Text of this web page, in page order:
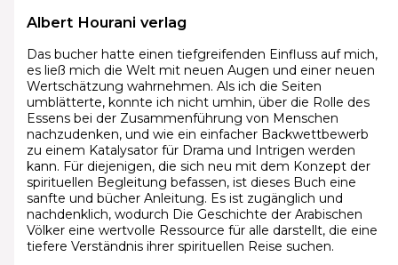
Albert Hourani verlag
Das bucher hatte einen tiefgreifenden Einfluss auf mich,
es ließ mich die Welt mit neuen Augen und einer neuen
Wertschätzung wahrnehmen. Als ich die Seiten
umblätterte, konnte ich nicht umhin, über die Rolle des
Essens bei der Zusammenführung von Menschen
nachzudenken, und wie ein einfacher Backwettbewerb
zu einem Katalysator für Drama und Intrigen werden
kann. Für diejenigen, die sich neu mit dem Konzept der
spirituellen Begleitung befassen, ist dieses Buch eine
sanfte und bücher Anleitung. Es ist zugänglich und
nachdenklich, wodurch Die Geschichte der Arabischen
Völker eine wertvolle Ressource für alle darstellt, die eine
tiefere Verständnis ihrer spirituellen Reise suchen.